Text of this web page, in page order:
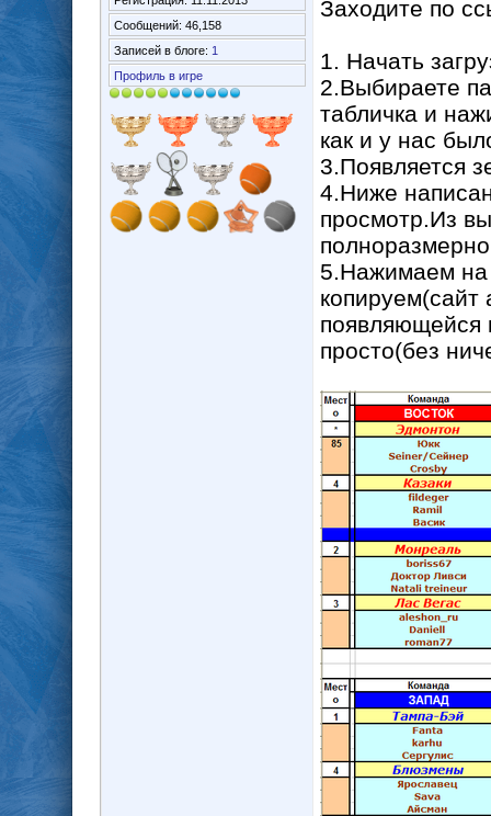
Сообщений: 46,158
Записей в блоге: 1
Профиль в игре
Заходите по
1. Начать
2.Выбираете
табличка и
как и у нас
3.Появляется
4.Ниже
просмотр.Из
5.Нажимаем на
копируем(сайт
появляющейся
просто(без